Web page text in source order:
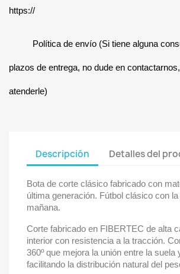
https://
Política de envío (Si tiene alguna
plazos de entrega, no dude en
atenderle)
Descripción Detalles del
Bota de corte clásico fabricado con
última generación. Fútbol clásico con
mañana.
Corte fabricado en FIBERTEC de alta
interior con resistencia a la tracción.
360º que mejora la unión entre la suela
facilitando la distribución natural del